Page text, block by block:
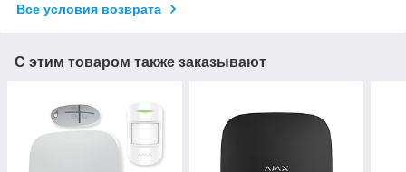
Все условия возврата
С этим товаром также заказывают